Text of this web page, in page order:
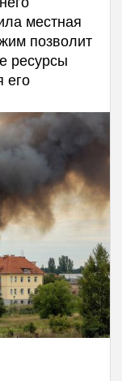
местная
позволит
ресурсы
его